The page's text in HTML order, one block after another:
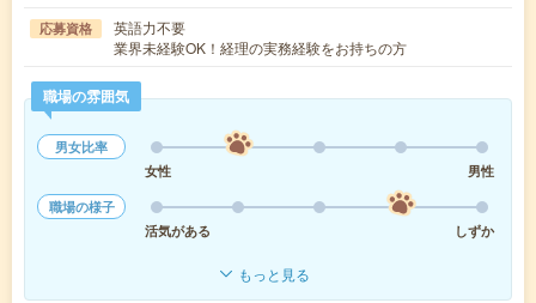
応募資格
英語力不要
業界未経験OK！経理の実務経験をお持ちの方
職場の雰囲気
男女比率
女性
男性
職場の様子
活気がある
しずか
もっと見る